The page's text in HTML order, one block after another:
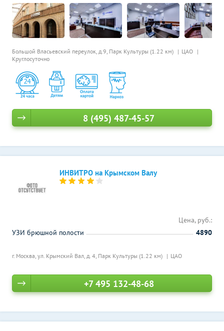
Большой Власьевский переулок, д.9, Парк Культуры (1.22 км)
ЦАО
Круглосуточно
8 (495) 487-45-57
ИНВИТРО на Крымском Валу
г. Москва, ул. Крымский Вал, д. 4, Парк Культуры (1.22 км) ЦАО
Цена, руб.:
УЗИ брюшной полости
4890
+7 495 132-48-68